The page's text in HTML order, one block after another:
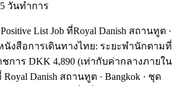
วันทำการ
List Job ที่Royal Danish สถานทูต ·
นังสือการเดินทางไทย: ระยะพำนักตามที่
าชการ DKK 4,890 (เท่ากับค่ากลางภายใน
Danish สถานทูต · Bangkok · ชุด